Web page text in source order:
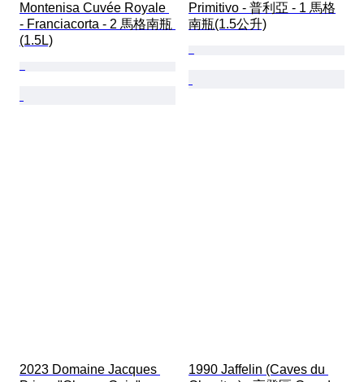
Montenisa Cuvée Royale
- Franciacorta - 2 馬格南瓶
(1.5L)
Primitivo - 普利亞 - 1 馬格
南瓶(1.5公升)
2023 Domaine Jacques
1990 Jaffelin (Caves du